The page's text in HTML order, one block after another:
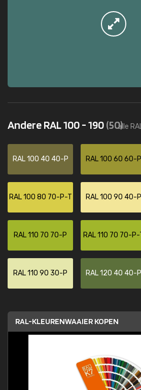
Andere RAL 100 - 190(50)alle
RAL 100 40 40-P RAL 100 60 60-P
RAL 100 80 70-P-T RAL 100 90 40-P
RAL 110 70 70-P RAL 110 70 70-P-
RAL 110 90 30-P RAL 120 40 40-P
RAL-KLEURENWAAIER KOPEN